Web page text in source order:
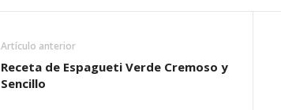
Artículo anterior
Receta de Espagueti Verde Cremoso y
Sencillo